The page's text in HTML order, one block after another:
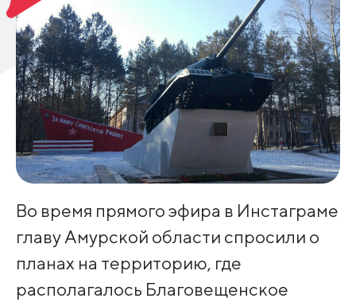
Во время прямого эфира в Инстаграме
главу Амурской области спросили о
планах на территорию, где
располагалось Благовещенское